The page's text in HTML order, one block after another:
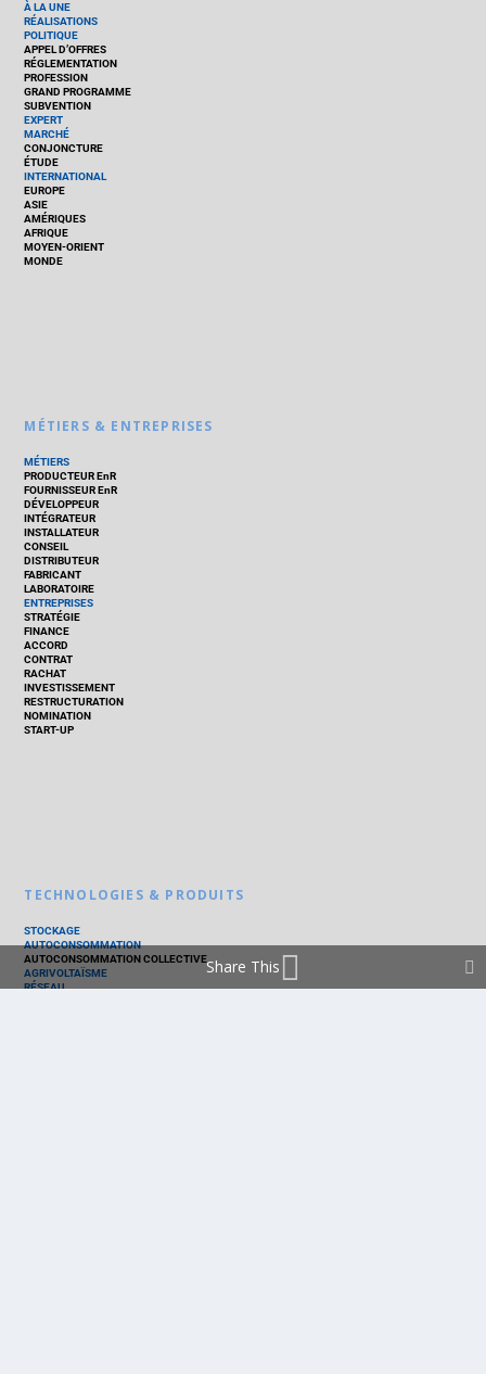
À LA UNE
RÉALISATIONS
POLITIQUE
APPEL D’OFFRES
RÉGLEMENTATION
PROFESSION
GRAND PROGRAMME
SUBVENTION
EXPERT
MARCHÉ
CONJONCTURE
ÉTUDE
INTERNATIONAL
EUROPE
ASIE
AMÉRIQUES
AFRIQUE
MOYEN-ORIENT
MONDE
MÉTIERS & ENTREPRISES
MÉTIERS
PRODUCTEUR EnR
FOURNISSEUR EnR
DÉVELOPPEUR
INTÉGRATEUR
INSTALLATEUR
CONSEIL
DISTRIBUTEUR
FABRICANT
LABORATOIRE
ENTREPRISES
STRATÉGIE
FINANCE
ACCORD
CONTRAT
RACHAT
INVESTISSEMENT
RESTRUCTURATION
NOMINATION
START-UP
TECHNOLOGIES & PRODUITS
STOCKAGE
AUTOCONSOMMATION
AUTOCONSOMMATION COLLECTIVE
AGRIVOLTAÏSME
RÉSEAU
Share This